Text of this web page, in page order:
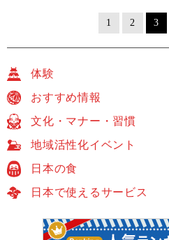
1 2 3
体験
おすすめ情報
文化・マナー・習慣
地域活性化イベント
日本の食
日本で使えるサービス